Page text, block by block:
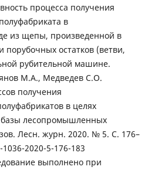
процесса получения
в
из щепы, произведенной в
порубочных остатков (ветви,
рубительной машине.
М.А., Медведев С.О.
получения
в целях
лесопромышленных
Лесн. журн. 2020. № 5. С. 176–
2020-5-176-183
выполнено при